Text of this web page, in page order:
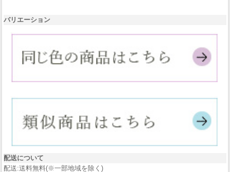
バリエーション
配送について
配送:送料無料(※一部地域を除く)